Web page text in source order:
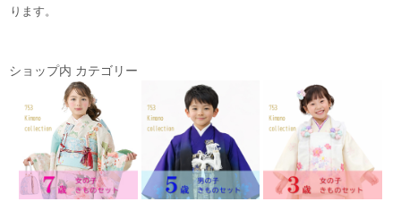
ります。
ショップ内 カテゴリー